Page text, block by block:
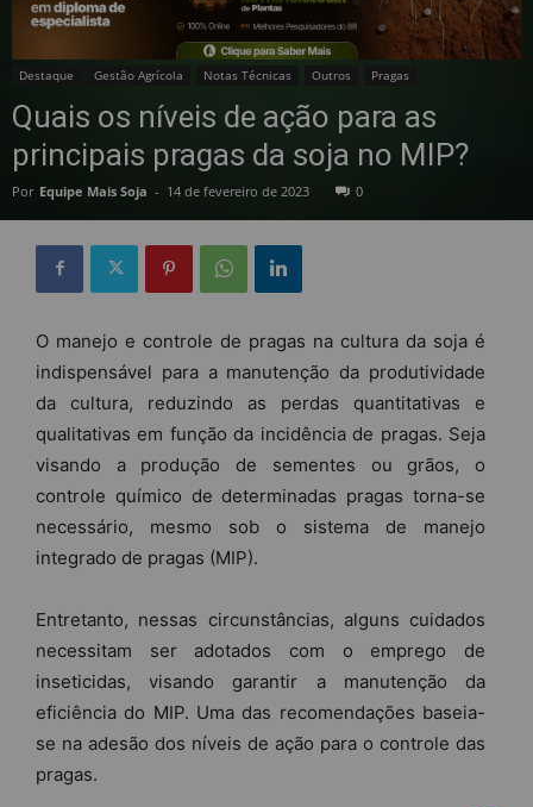
Destaque Gestão Agrícola Notas Técnicas Outros Pragas
Quais os níveis de ação para as
principais pragas da soja no MIP?
Por Equipe Mais Soja - 14 de fevereiro de 2023 0
O manejo e controle de pragas na cultura da soja é
indispensável para a manutenção da produtividade
da cultura, reduzindo as perdas quantitativas e
qualitativas em função da incidência de pragas. Seja
visando a produção de sementes ou grãos, o
controle químico de determinadas pragas torna-se
necessário, mesmo sob o sistema de manejo
integrado de pragas (MIP).
Entretanto, nessas circunstâncias, alguns cuidados
necessitam ser adotados com o emprego de
inseticidas, visando garantir a manutenção da
eficiência do MIP. Uma das recomendações baseia-
se na adesão dos níveis de ação para o controle das
pragas.